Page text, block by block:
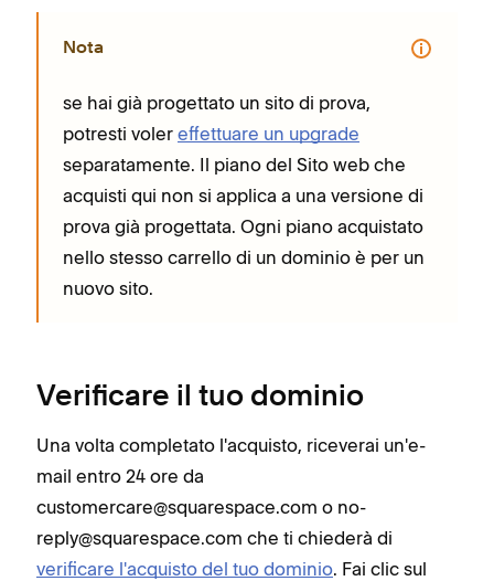
Nota
se hai già progettato un sito di prova,
potresti voler effettuare un upgrade
separatamente. Il piano del Sito web che
acquisti qui non si applica a una versione di
prova già progettata. Ogni piano acquistato
nello stesso carrello di un dominio è per un
nuovo sito.
Verificare il tuo dominio
Una volta completato l'acquisto, riceverai un'e-
mail entro 24 ore da
customercare@squarespace.com o no-
reply@squarespace.com che ti chiederà di
verificare l'acquisto del tuo dominio. Fai clic sul